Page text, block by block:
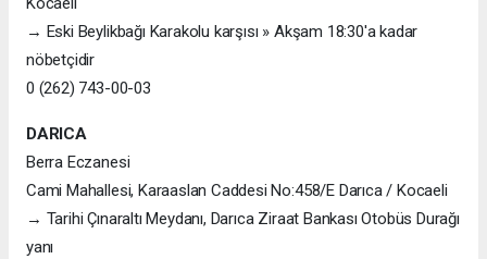
→ Eski Beylikbağı Karakolu karşısı » Akşam 18:30'a kadar
nöbetçidir
0 (262) 743-00-03
DARICA
Berra Eczanesi
Cami Mahallesi, Karaaslan Caddesi No:458/E Darıca / Kocaeli
→ Tarihi Çınaraltı Meydanı, Darıca Ziraat Bankası Otobüs Durağı
yanı